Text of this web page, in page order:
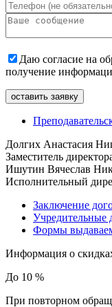
Даю согласие на
получение
Долгих Анастасия
Заместитель
Ишутин Вячеслав
Исполнительный
Заключение
Учредительные
Формы
Информация о
До 10 %
При повторном